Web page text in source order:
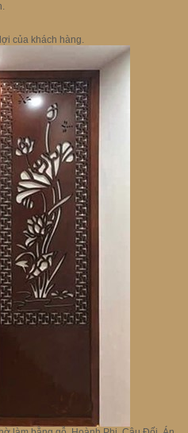
của khách hàng.